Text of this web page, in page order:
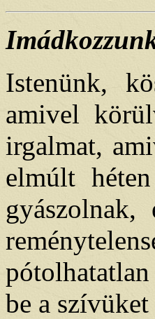
Istenünk,
amivel
irgalmat,
elmúlt
be a